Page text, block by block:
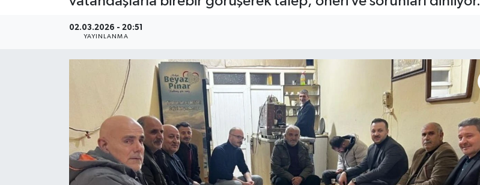
02.03.2026 - 20:51
YAYINLANMA